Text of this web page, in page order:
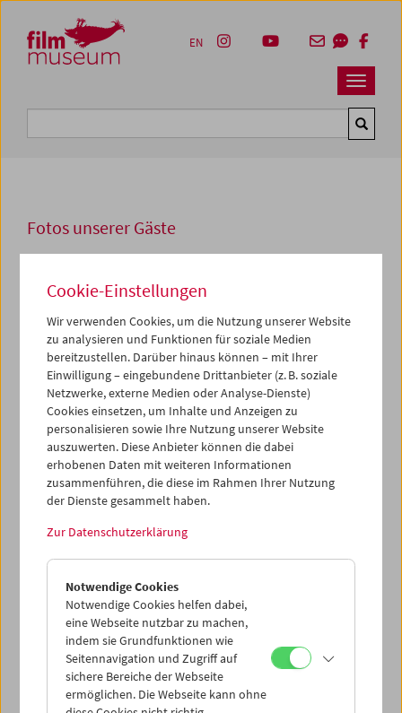
Zum Inhalt
Zum Hauptmenü
Zur Servicenavigation
Zum Suche
Navbar
EN
Fotos unserer Gäste
2002
Alexander Kluge
Von 1. bis 8. April 2002 präsentierte das Filmmuseum eine
Hommagean die Fernseharbeiten von Alexander Kluge,
der das Kino über das Kino hinaus führte. Unter dem Titel
"Kluges Fernsehen" zeigte das Filmmuseum eine Auswahl
von Arbeiten, die Kluge seit Ende der 1980er Jahre für
seine eigene TV-Produktionsfirma dctp geschaffen hat.
Am 6. April 2002 war Kluge im Filmmuseum zu Gast und
berichtete im Rahmen eines Werkstattgesprächs samt
Lesung von seiner "Utopie Femsehen".
Cookie-Einstellungen
Wir verwenden Cookies, um die Nutzung unserer Website
zu analysieren und Funktionen für soziale Medien
bereitzustellen. Darüber hinaus können – mit Ihrer
Einwilligung – eingebundene Drittanbieter (z. B. soziale
Netzwerke, externe Medien oder Analyse-Dienste)
Cookies einsetzen, um Inhalte und Anzeigen zu
personalisieren sowie Ihre Nutzung unserer Website
auszuwerten. Diese Anbieter können die dabei
erhobenen Daten mit weiteren Informationen
zusammenführen, die diese im Rahmen Ihrer Nutzung
der Dienste gesammelt haben.
Zur Datenschutzerklärung
Notwendige Cookies
Notwendige Cookies helfen dabei,
eine Webseite nutzbar zu machen,
indem sie Grundfunktionen wie
Seitennavigation und Zugriff auf
sichere Bereiche der Webseite
ermöglichen. Die Webseite kann ohne